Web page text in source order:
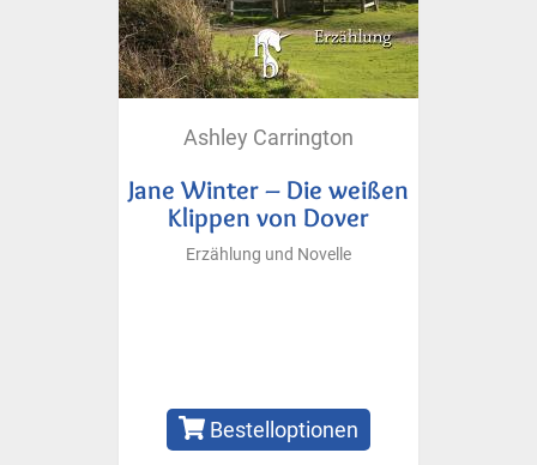
Ashley Carrington
Jane Winter – Die weißen
Klippen von Dover
Erzählung und Novelle
Bestelloptionen